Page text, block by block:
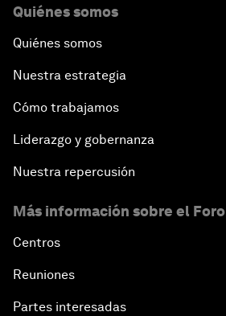
Quiénes somos
Quiénes somos
Nuestra estrategia
Cómo trabajamos
Liderazgo y gobernanza
Nuestra repercusión
Más información sobre el Foro
Centros
Reuniones
Partes interesadas